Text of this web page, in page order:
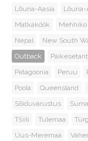
Lõuna-Aasia
Lõuna-
Matkaköök
Mehhiko
Nepal
New South
Outback
Patagoonia
Peruu
Poola
Queensland
Sõiduvarustus
Tšiili
Tulemaa
Uus-Meremaa